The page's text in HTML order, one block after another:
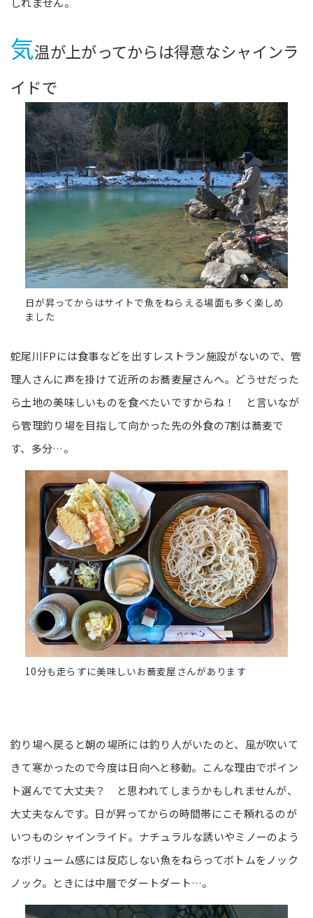
気温が上がってからは得意なシャインラ
イドで
日が昇ってからはサイトで魚をねらえる場面も多く楽しめ
ました
蛇尾川FPには食事などを出すレストラン施設がないので、管
理人さんに声を掛けて近所のお蕎麦屋さんへ。どうせだった
ら土地の美味しいものを食べたいですからね！ と言いなが
ら管理釣り場を目指して向かった先の外食の7割は蕎麦で
す、多分…。
10分も走らずに美味しいお蕎麦屋さんがあります
釣り場へ戻ると朝の場所には釣り人がいたのと、風が吹いて
きて寒かったので今度は日向へと移動。こんな理由でポイン
ト選んでて大丈夫？ と思われてしまうかもしれませんが、
大丈夫なんです。日が昇ってからの時間帯にこそ頼れるのが
いつものシャインライド。ナチュラルな誘いやミノーのよう
なボリューム感には反応しない魚をねらってボトムをノック
ノック。ときには中層でダートダート…。